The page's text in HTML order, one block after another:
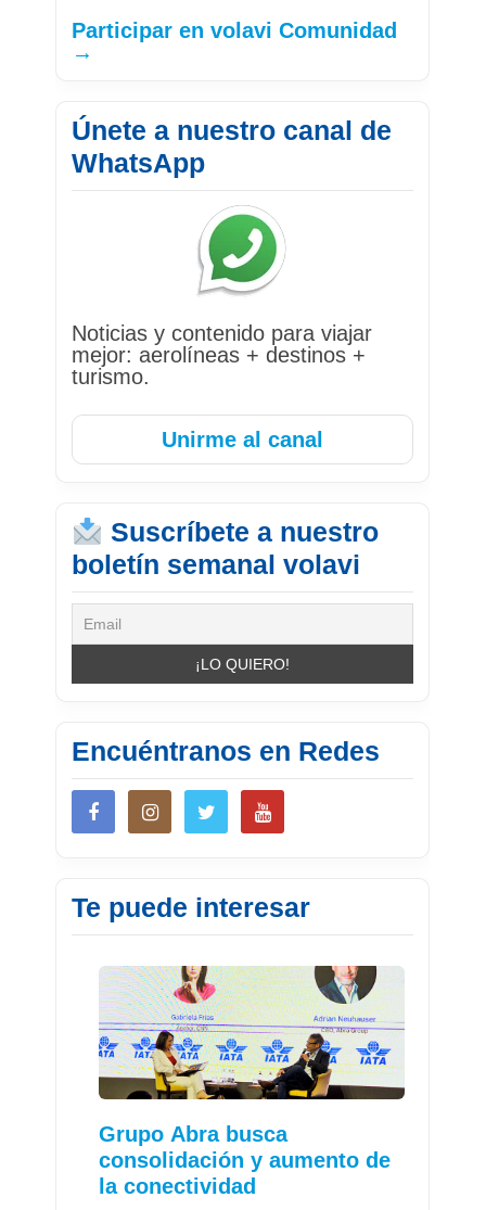
Participar en volavi Comunidad
→
Únete a nuestro canal de
WhatsApp
Noticias y contenido para viajar
mejor: aerolíneas + destinos +
turismo.
Unirme al canal
Suscríbete a nuestro
boletín semanal volavi
Encuéntranos en Redes
Te puede interesar
Grupo Abra busca
consolidación y aumento de
la conectividad